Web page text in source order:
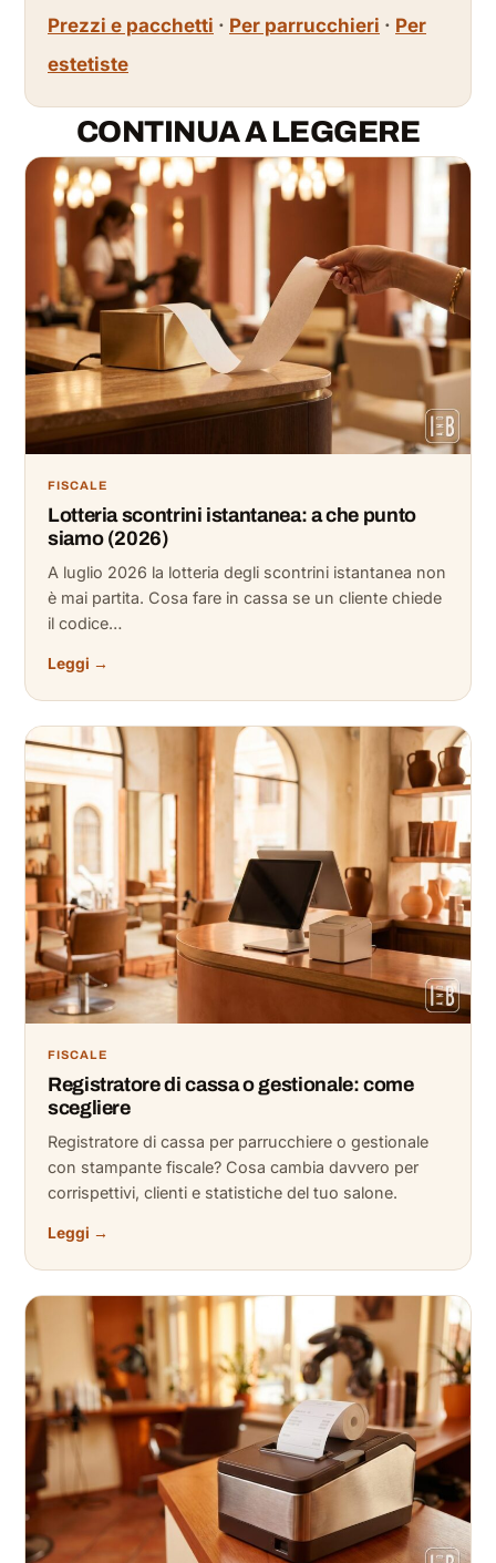
Prezzi e pacchetti · Per parrucchieri · Per
estetiste
CONTINUA A LEGGERE
FISCALE
Lotteria scontrini istantanea: a che punto
siamo (2026)
A luglio 2026 la lotteria degli scontrini istantanea non
è mai partita. Cosa fare in cassa se un cliente chiede
il codice…
Leggi →
FISCALE
Registratore di cassa o gestionale: come
scegliere
Registratore di cassa per parrucchiere o gestionale
con stampante fiscale? Cosa cambia davvero per
corrispettivi, clienti e statistiche del tuo salone.
Leggi →